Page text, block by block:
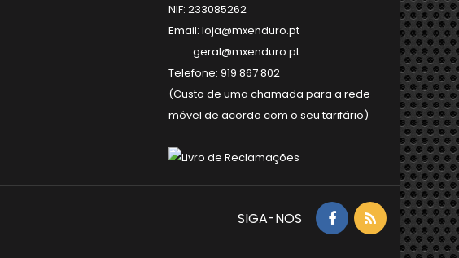
NIF: 233085262
Email: loja@mxenduro.pt
geral@mxenduro.pt
Telefone: 919 867 802
(Custo de uma chamada para a rede
móvel de acordo com o seu tarifário)
SIGA-NOS